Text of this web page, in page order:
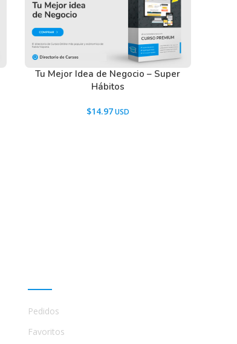
Tu Mejor Idea de Negocio – Super
Hábitos
$14.97
Pedidos
Favoritos